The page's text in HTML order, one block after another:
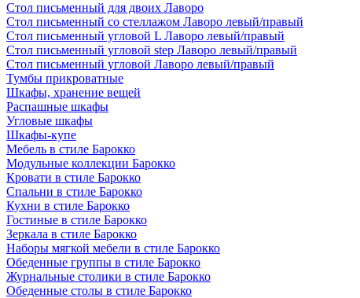
Стол письменный для двоих Лаворо
Стол письменный со стеллажом Лаворо левый/правый
Стол письменный угловой L Лаворо левый/правый
Стол письменный угловой step Лаворо левый/правый
Стол письменный угловой Лаворо левый/правый
Тумбы прикроватные
Шкафы, хранение вещей
Распашные шкафы
Угловые шкафы
Шкафы-купе
Мебель в стиле Барокко
Модульные коллекции Барокко
Кровати в стиле Барокко
Спальни в стиле Барокко
Кухни в стиле Барокко
Гостиные в стиле Барокко
Зеркала в стиле Барокко
Наборы мягкой мебели в стиле Барокко
Обеденные группы в стиле Барокко
Журнальные столики в стиле Барокко
Обеденные столы в стиле Барокко